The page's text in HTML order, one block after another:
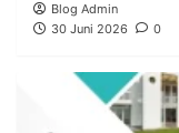
Blog Admin
30 Juni 2026
0